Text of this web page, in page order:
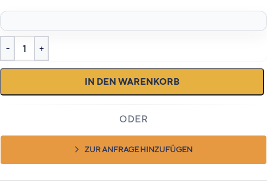
IN DEN WARENKORB
ZUR ANFRAGE HINZUFÜGEN